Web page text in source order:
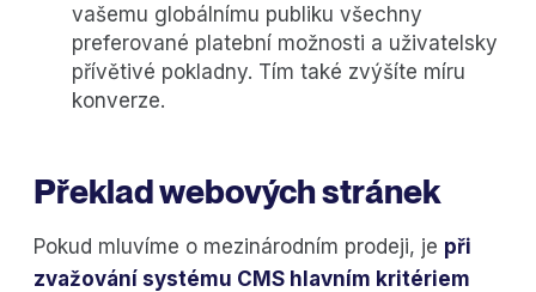
vašemu globálnímu publiku všechny
preferované platební možnosti a uživatelsky
přívětivé pokladny. Tím také zvýšíte míru
konverze.
Překlad webových stránek
Pokud mluvíme o mezinárodním prodeji, je při
zvažování systému CMS hlavním kritériem